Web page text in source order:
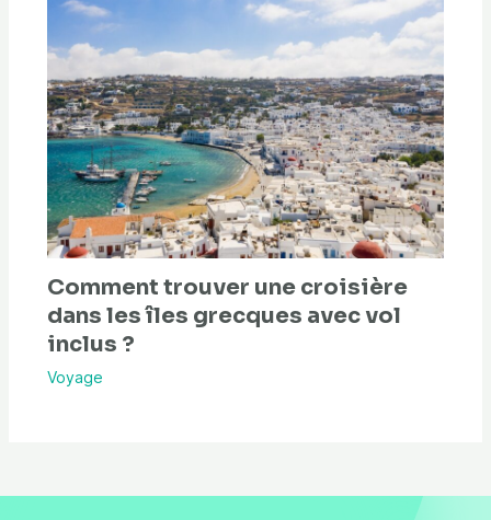
Comment trouver une croisière
dans les îles grecques avec vol
inclus ?
Voyage